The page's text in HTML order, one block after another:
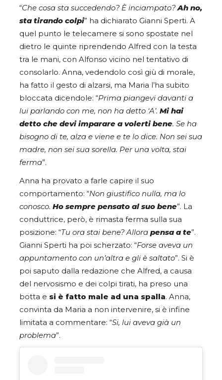
“Che cosa sta succedendo? È inciampato? Ah no,
sta tirando colpi” ha dichiarato Gianni Sperti. A
quel punto le telecamere si sono spostate nel
dietro le quinte riprendendo Alfred con la testa
tra le mani, con Alfonso vicino nel tentativo di
consolarlo. Anna, vedendolo così giù di morale,
ha fatto il gesto di alzarsi, ma Maria l’ha subito
bloccata dicendole: “Prima piangevi davanti a
lui parlando con me, non ha detto ‘A’. Mi hai
detto che devi imparare a volerti bene. Se ha
bisogno di te, alza e viene e te lo dice. Non sei sua
madre, non sei sua sorella. Per una volta, stai
ferma”.
Anna ha provato a farle capire il suo
comportamento: “Non giustifico nulla, ma lo
conosco. Ho sempre pensato al suo bene”. La
conduttrice, però, è rimasta ferma sulla sua
posizione: “Tu ora stai bene? Allora pensa a te”.
Gianni Sperti ha poi scherzato: “Forse aveva un
appuntamento con un’altra e gli è saltato”. Si è
poi saputo dalla redazione che Alfred, a causa
del nervosismo e dei colpi tirati, ha preso una
botta e si è fatto male ad una spalla. Anna,
convinta da Maria a non intervenire, si è infine
limitata a commentare: “Si, lui aveva già un
problema”.